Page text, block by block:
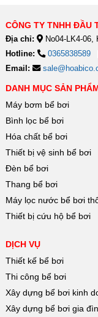
CÔNG TY TNHH ĐẦU
Địa chỉ:
No04-LK4-06,
Hotline:
0365838589
Email:
DANH MỤC SẢN
Máy bơm bể bơi
Bình lọc bể bơi
Hóa chất bể bơi
Thiết bị vệ sinh bể bơi
Đèn bể bơi
Thang bể bơi
Máy lọc nước bể bơi
Thiết bị cứu hộ bể bơi
DỊCH VỤ
Thiết kế bể bơi
Thi công bể bơi
Xây dựng bể bơi kinh
Xây dựng bể bơi gia